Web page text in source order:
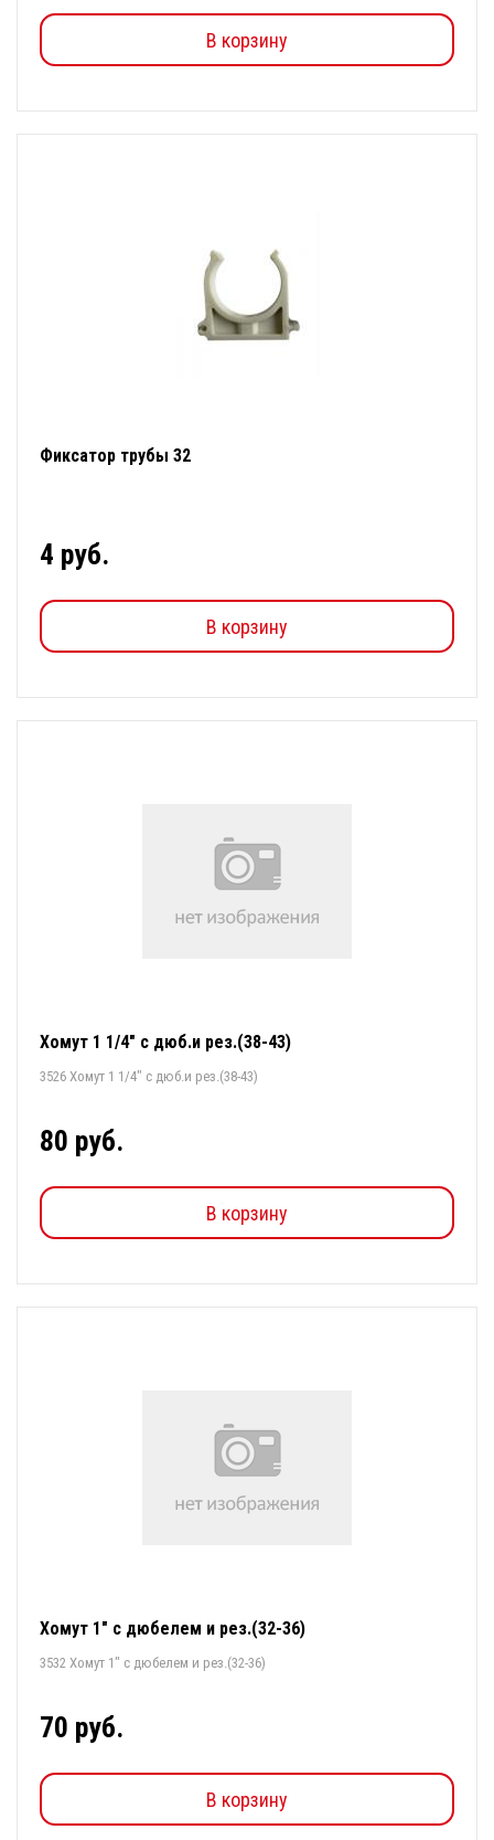
В корзину
Фиксатор трубы 32
4 руб.
В корзину
Хомут 1 1/4" с дюб.и рез.(38-43)
3526 Хомут 1 1/4" с дюб.и рез.(38-43)
80 руб.
В корзину
Хомут 1" с дюбелем и рез.(32-36)
3532 Хомут 1" с дюбелем и рез.(32-36)
70 руб.
В корзину